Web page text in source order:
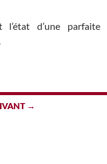
l’état d’une parfaite
→